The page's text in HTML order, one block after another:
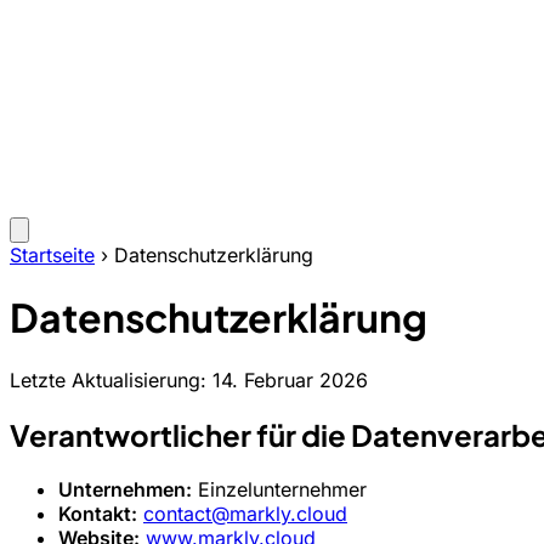
Startseite › Datenschutzerklärung
Datenschutzerklärung
Letzte Aktualisierung: 14. Februar 2026
Verantwortlicher für die
Unternehmen: Einzelunternehmer
Kontakt: contact@markly.cloud
Website: www.markly.cloud